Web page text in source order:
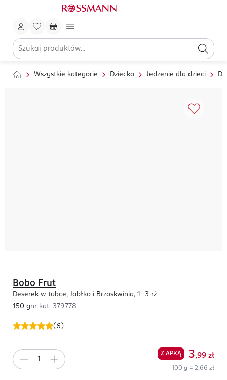
Wszystkie kategorie Dziecko Jedzenie dla dzieci
( 6 )
Bobo Frut
Deserek w tubce, Jabłko i Brzoskwinia, 1-3 rż
150 gnr kat. 379778
Z APKĄ 3,99 zł
100 g = 2,66 zł